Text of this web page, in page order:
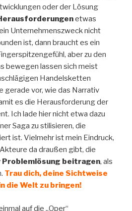
oder der Lösung
etwas
Unternehmenszweck nicht
ist, dann braucht es ein
aber zu den
bewegen lassen sich meist
Handelsketten
gerade vor, wie das Narrativ
es die Herausforderung der
Ich lade hier nicht etwa dazu
Saga zu stilisieren, die
ist. Vielmehr ist mein Eindruck,
da draußen gibt, die
Problemlösung beitragen, als
Trau dich, deine Sichtweise
die Welt zu bringen!
auf die „Oper“